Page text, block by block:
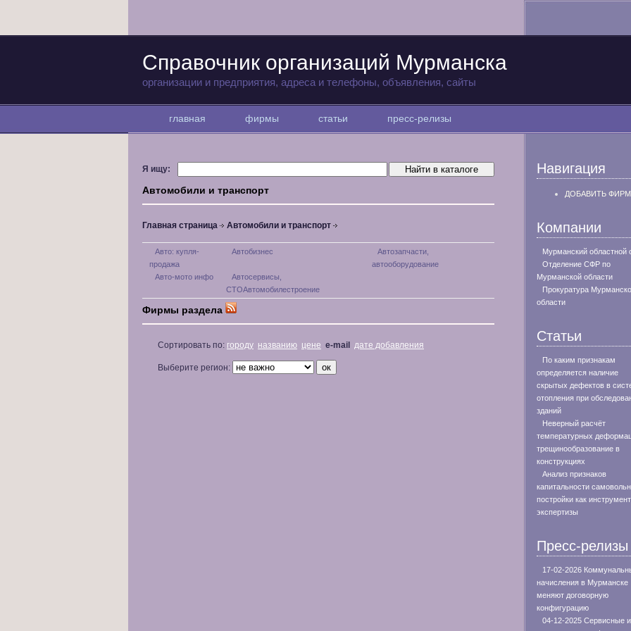
Справочник организаций Мурманска
организации и предприятия, адреса и телефоны, объявления, сайты
главная фирмы статьи пресс-релизы
Я ищу:
Автомобили и транспорт
Главная страница Автомобили и транспорт
Авто: купля-
продажа
Автобизнес
Автозапчасти,
автооборудование
Авто-мото инфо
Автосервисы,
СТОАвтомобилестроение
Фирмы раздела
Сортировать по: городу названию цене e-mail дате добавления
Выберите регион:
Навигация
ДОБАВИТЬ
Компании
Мурманский областной
Отделение СФР по
Мурманской области
Прокуратура
области
Статьи
По каким признакам
определяется наличие
скрытых дефектов в
отопления при
зданий
Неверный расчёт
температурных
трещинообразование в
конструкциях
Анализ признаков
капитальности
постройки как инструмент
экспертизы
Пресс-релизы
17-02-2026
начисления в Мурманске
меняют договорную
конфигурацию
04-12-2025 Сервисные и